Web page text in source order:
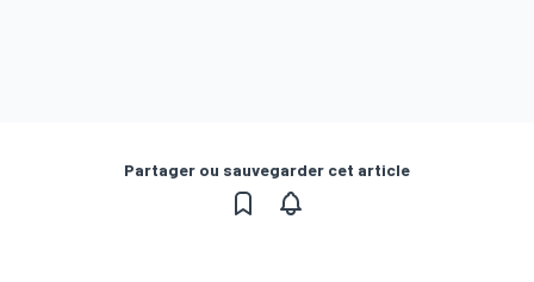
Partager ou sauvegarder cet article